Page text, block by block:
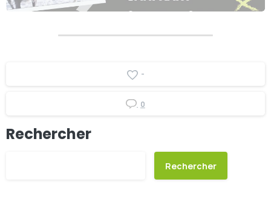
-
0
Rechercher
Rechercher